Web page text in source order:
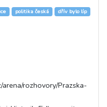
politika česká dřív bylo líp
rozhovory/Prazska-